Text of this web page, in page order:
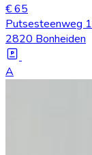
€ 65
Putsesteenweg
2820 Bonheiden
A